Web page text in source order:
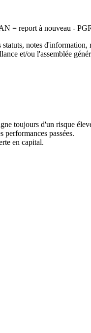
= report à nouveau -
notes
et/ou l'assemblée
toujours d'un risque
performances passées.
en capital.